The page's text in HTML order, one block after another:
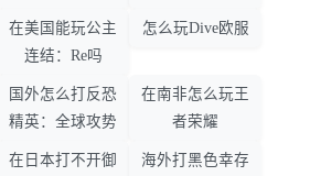
在美国能玩公主
连结：Re吗
怎么玩Dive欧服
国外怎么打反恐
精英：全球攻势
在南非怎么玩王
者荣耀
在日本打不开御
海外打黑色幸存